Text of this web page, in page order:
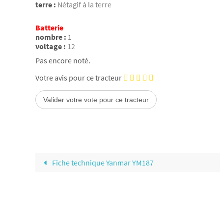
terre : Nétagif à la terre
Batterie
nombre : 1
voltage : 12
Pas encore noté.
Votre avis pour ce tracteur
Fiche technique Yanmar YM187